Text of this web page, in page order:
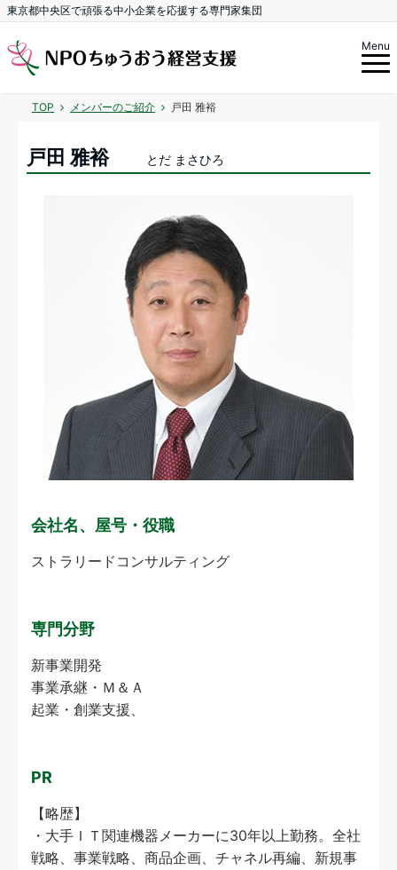
東京都中央区で頑張る中小企業を応援する専門家集団
Menu
TOP メンバーのご紹介 戸田 雅裕
戸田 雅裕 とだ まさひろ
会社名、屋号・役職
ストラリードコンサルティング
専門分野
新事業開発
事業承継・Ｍ＆Ａ
起業・創業支援、
PR
【略歴】
・大手ＩＴ関連機器メーカーに30年以上勤務。全社
戦略、事業戦略、商品企画、チャネル再編、新規事